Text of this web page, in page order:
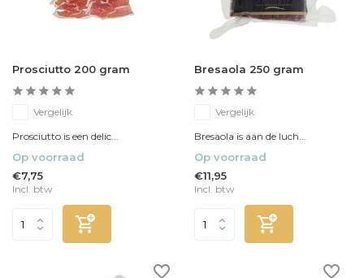
Prosciutto 200 gram
Vergelijk
Prosciutto is een delic...
Op voorraad
€7,75
Incl. btw
Bresaola 250 gram
Vergelijk
Bresaola is aan de luch...
Op voorraad
€11,95
Incl. btw